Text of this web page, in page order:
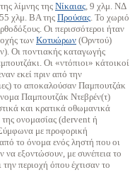
λίμνης τηςΝίκαιας, 9 χλμ. ΝΔ
χλμ. ΒΑ τηςΠρούσας. Το χωριό
Οι περισσότεροι ήταν
των Κοτυώρων (Ορντού)
Οι ποντιακής καταγωγής
Οι «ντόπιοι» κάτοικοί
εκεί πριν από την
το αποκαλούσαν Παμπουτζάκ
Παμπουτζάκ Ντεβρέν(τ)
και κρατικά οθωμανικά
της ονομασίας (dervent ή
με προφορική
το όνομα ενός ληστή που οι
να εξοντώσουν, με συνέπεια το
περιοχή όπου έχτισαν το